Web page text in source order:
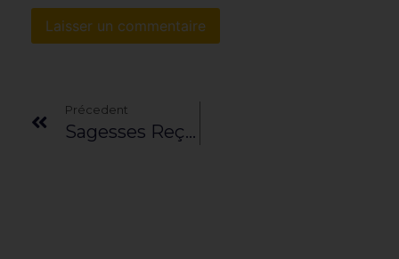
Précedent
Sagesses Reçues – Mars 2021